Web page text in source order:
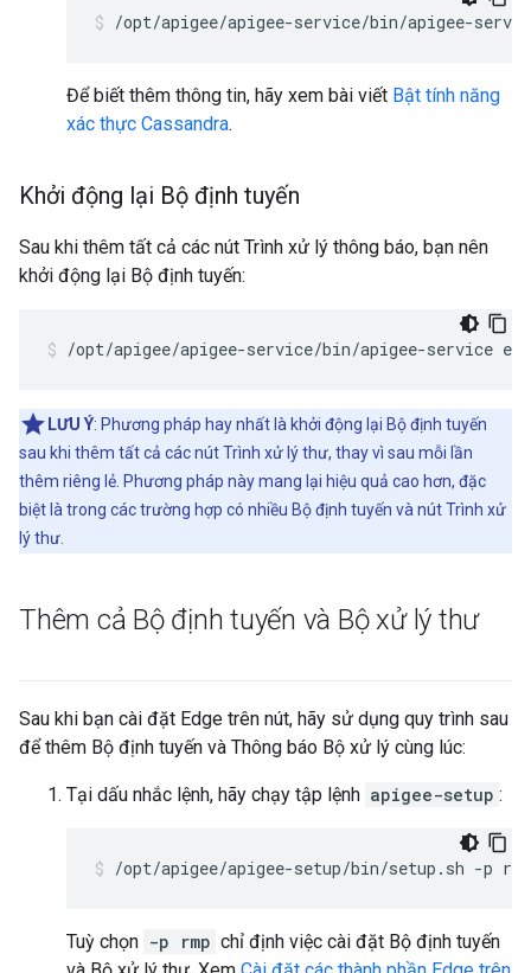
/opt/apigee/apigee-service/bin/apigee-
Để biết thêm thông tin, hãy xem bài viết Bật tính năng
xác thực Cassandra.
Khởi động lại Bộ định tuyến
Sau khi thêm tất cả các nút Trình xử lý thông báo, bạn nên
khởi động lại Bộ định tuyến:
/opt/apigee/apigee-service/bin/apigee-service
LƯU Ý: Phương pháp hay nhất là khởi động lại Bộ định tuyến
sau khi thêm tất cả các nút Trình xử lý thư, thay vì sau mỗi lần
thêm riêng lẻ. Phương pháp này mang lại hiệu quả cao hơn, đặc
biệt là trong các trường hợp có nhiều Bộ định tuyến và nút Trình xử
lý thư.
Thêm cả Bộ định tuyến và Bộ xử lý thư
Sau khi bạn cài đặt Edge trên nút, hãy sử dụng quy trình sau
để thêm Bộ định tuyến và Thông báo Bộ xử lý cùng lúc:
Tại dấu nhắc lệnh, hãy chạy tập lệnh apigee-setup :
/opt/apigee/apigee-setup/bin/setup.sh -p
Tuỳ chọn -p rmp chỉ định việc cài đặt Bộ định tuyến